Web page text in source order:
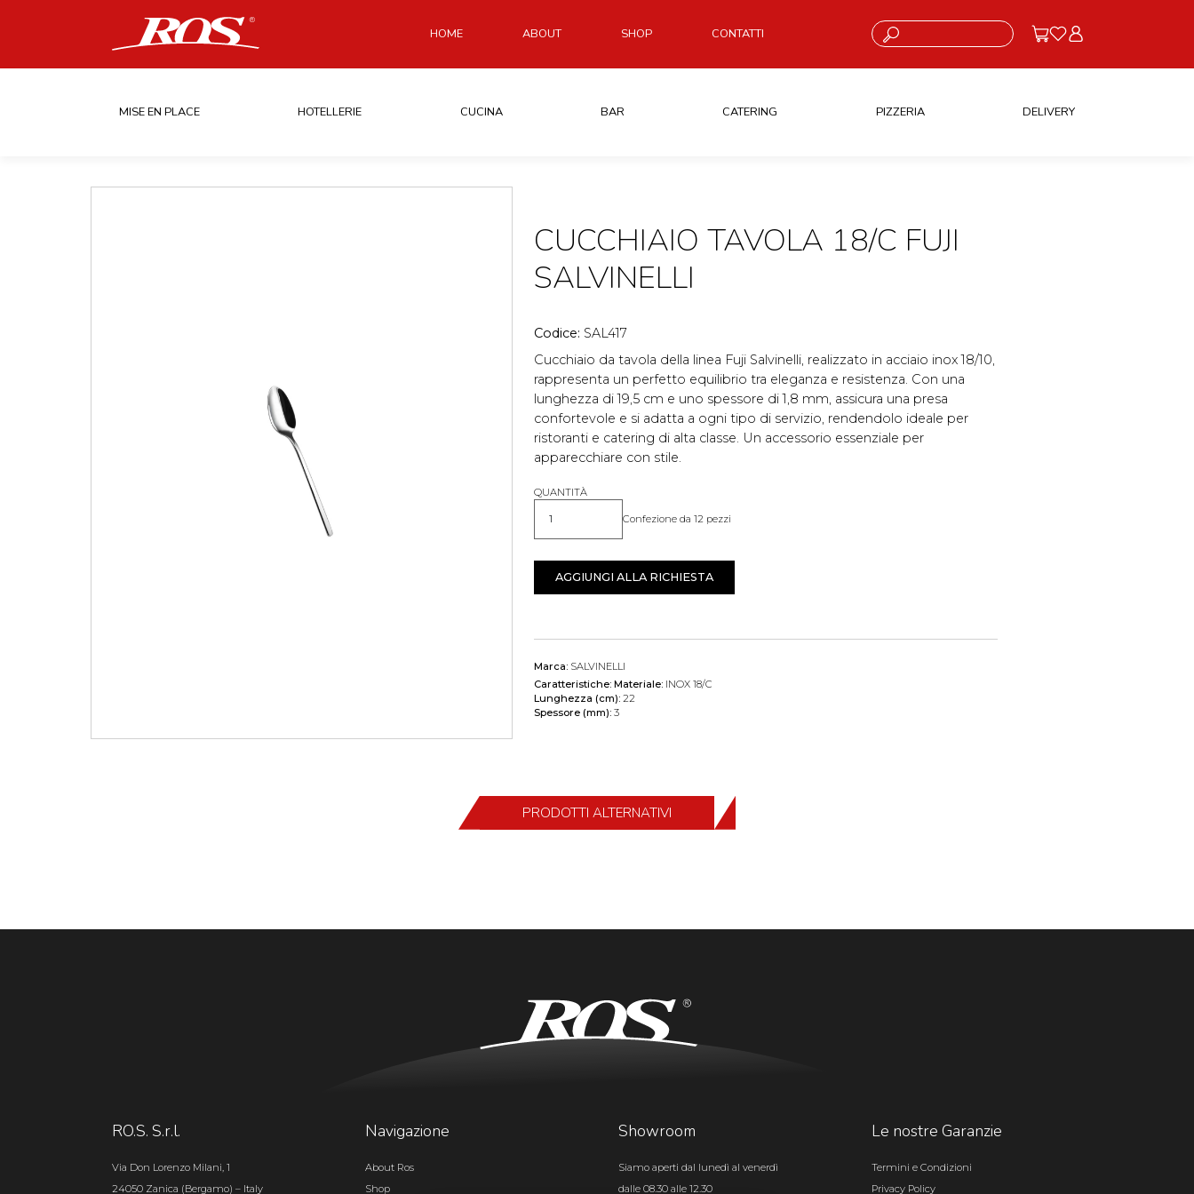
HOME ABOUT SHOP CONTATTI Cosa stai cercando?
MISE EN PLACE HOTELLERIE CUCINA BAR CATERING PIZZERIA DELIVERY
CUCCHIAIO TAVOLA 18/C FUJI
SALVINELLI
Codice: SAL417
Cucchiaio da tavola della linea Fuji Salvinelli, realizzato in acciaio inox 18/10,
rappresenta un perfetto equilibrio tra eleganza e resistenza. Con una
lunghezza di 19,5 cm e uno spessore di 1,8 mm, assicura una presa
confortevole e si adatta a ogni tipo di servizio, rendendolo ideale per
ristoranti e catering di alta classe. Un accessorio essenziale per
apparecchiare con stile.
QUANTITÀ
Quantità Confezione da 12 pezzi
AGGIUNGI ALLA RICHIESTA
Marca: SALVINELLI
Caratteristiche: Materiale: INOX 18/C
Lunghezza (cm): 22
Spessore (mm): 3
PRODOTTI ALTERNATIVI
RO.S. S.r.l.
Via Don Lorenzo Milani, 1
24050 Zanica (Bergamo) – Italy
Navigazione
About Ros
Shop
Showroom
Siamo aperti dal lunedì al venerdì
dalle 08.30 alle 12.30
Le nostre Garanzie
Termini e Condizioni
Privacy Policy